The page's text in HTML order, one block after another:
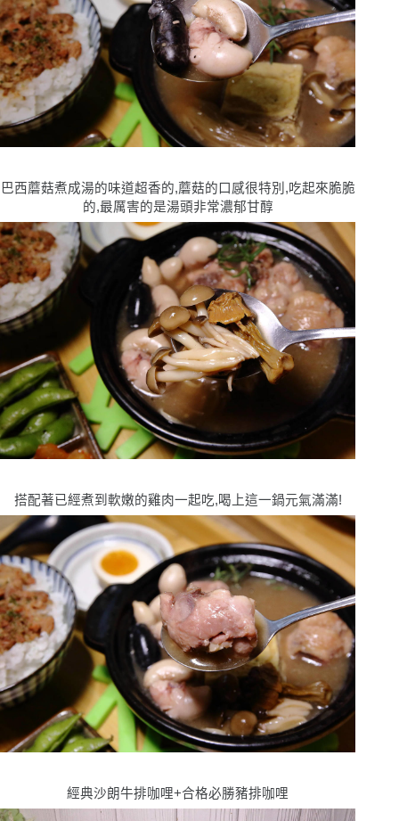
巴西蘑菇煮成湯的味道超香的,蘑菇的口感很特別,吃起來脆脆
的,最厲害的是湯頭非常濃郁甘醇
搭配著已經煮到軟嫩的雞肉一起吃,喝上這一鍋元氣滿滿!
經典沙朗牛排咖哩+合格必勝豬排咖哩